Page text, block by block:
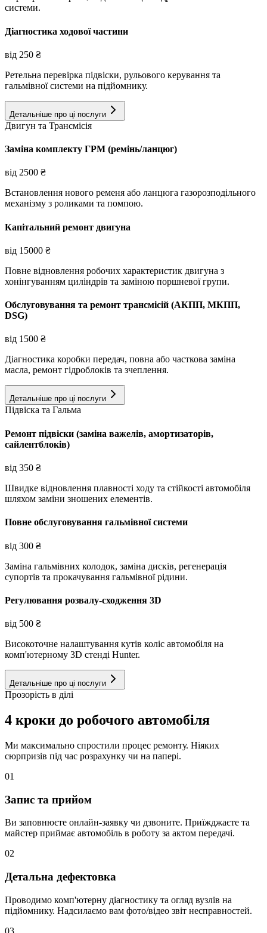
системи.
Діагностика ходової частини
від 250 ₴
Ретельна перевірка підвіски, рульового керування та
гальмівної системи на підйомнику.
Детальніше про ці послуги
Двигун та Трансмісія
Заміна комплекту ГРМ (ремінь/ланцюг)
від 2500 ₴
Встановлення нового ременя або ланцюга газорозподільного
механізму з роликами та помпою.
Капітальний ремонт двигуна
від 15000 ₴
Повне відновлення робочих характеристик двигуна з
хонінгуванням циліндрів та заміною поршневої групи.
Обслуговування та ремонт трансмісій (АКПП, МКПП,
DSG)
від 1500 ₴
Діагностика коробки передач, повна або часткова заміна
масла, ремонт гідроблоків та зчеплення.
Детальніше про ці послуги
Підвіска та Гальма
Ремонт підвіски (заміна важелів, амортизаторів,
сайлентблоків)
від 350 ₴
Швидке відновлення плавності ходу та стійкості автомобіля
шляхом заміни зношених елементів.
Повне обслуговування гальмівної системи
від 300 ₴
Заміна гальмівних колодок, заміна дисків, регенерація
супортів та прокачування гальмівної рідини.
Регулювання розвалу-сходження 3D
від 500 ₴
Високоточне налаштування кутів коліс автомобіля на
комп'ютерному 3D стенді Hunter.
Детальніше про ці послуги
Прозорість в ділі
4 кроки до робочого автомобіля
Ми максимально спростили процес ремонту. Ніяких
сюрпризів під час розрахунку чи на папері.
01
Запис та прийом
Ви заповнюєте онлайн-заявку чи дзвоните. Приїжджаєте та
майстер приймає автомобіль в роботу за актом передачі.
02
Детальна дефектовка
Проводимо комп'ютерну діагностику та огляд вузлів на
підйомнику. Надсилаємо вам фото/відео звіт несправностей.
03